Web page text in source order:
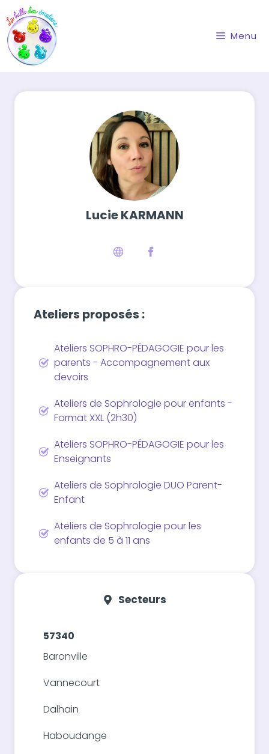
au
contenu
Menu
Lucie KARMANN
Ateliers proposés :
Ateliers SOPHRO-PÉDAGOGIE pour les
parents - Accompagnement aux
devoirs
Ateliers de Sophrologie pour enfants -
Format XXL (2h30)
Ateliers SOPHRO-PÉDAGOGIE pour les
Enseignants
Ateliers de Sophrologie DUO Parent-
Enfant
Ateliers de Sophrologie pour les
enfants de 5 à 11 ans
Secteurs
57340
Baronville
Vannecourt
Dalhain
Haboudange